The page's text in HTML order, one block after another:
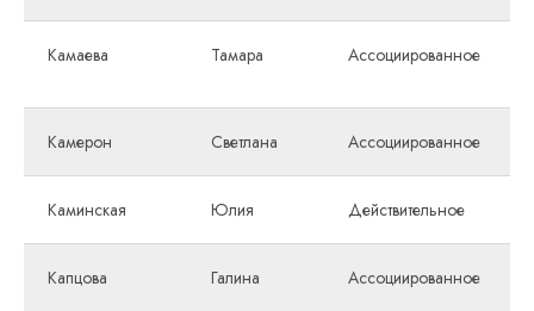
Камаева Тамара Ассоциированное
Камерон Светлана Ассоциированное
Каминская Юлия Действительное
Капцова Галина Ассоциированное